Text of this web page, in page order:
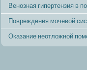
Венозная гипертензия в
Повреждения мочевой
Оказание неотложной